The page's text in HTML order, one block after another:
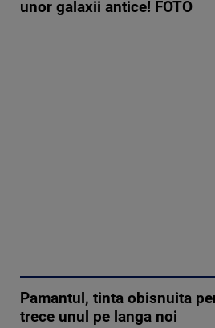
unor galaxii antice! FOTO
Pamantul, tinta obisnuita
trece unul pe langa noi